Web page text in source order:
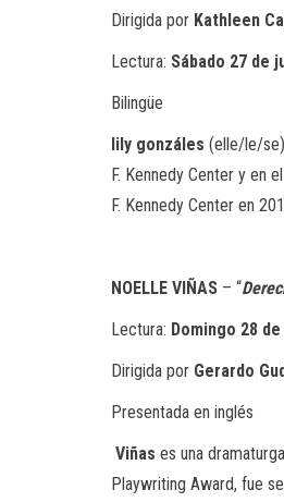
Dirigida por Kathleen
Lectura: Sábado 27 de
Bilingüe
lily gonzáles (elle/le/se)
F. Kennedy Center y en
F. Kennedy Center en
NOELLE VIÑAS – “
Lectura: Domingo 28
Dirigida por Gerardo
Presentada en inglés
Viñas es una
Playwriting Award, fue